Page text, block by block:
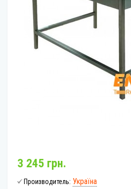
3 245 грн.
Производитель: Україна